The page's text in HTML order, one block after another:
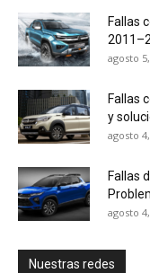
Fallas
agosto
Fallas
y
agosto
Fallas
agosto
Nuestras redes